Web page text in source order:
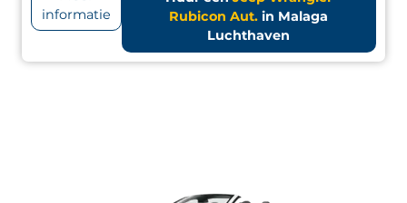
informatie
Rubicon Aut. in Malaga
Luchthaven